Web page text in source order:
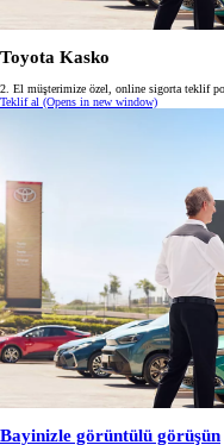
Toyota Kasko
2. El müşterimize özel, online sigorta teklif
Teklif al (Opens in new window)
Bayinizle görüntülü görüşün